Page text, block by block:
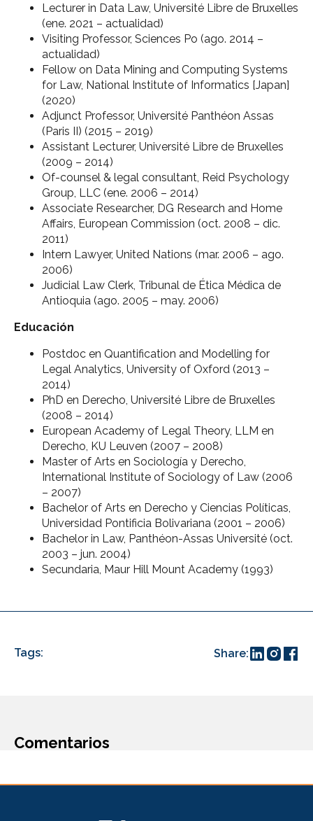
Lecturer in Data Law, Université Libre de Bruxelles
(ene. 2021 – actualidad)
Visiting Professor, Sciences Po (ago. 2014 –
actualidad)
Fellow on Data Mining and Computing Systems
for Law, National Institute of Informatics [Japan]
(2020)
Adjunct Professor, Université Panthéon Assas
(Paris II) (2015 – 2019)
Assistant Lecturer, Université Libre de Bruxelles
(2009 – 2014)
Of-counsel & legal consultant, Reid Psychology
Group, LLC (ene. 2006 – 2014)
Associate Researcher, DG Research and Home
Affairs, European Commission (oct. 2008 – dic.
2011)
Intern Lawyer, United Nations (mar. 2006 – ago.
2006)
Judicial Law Clerk, Tribunal de Ética Médica de
Antioquia (ago. 2005 – may. 2006)
Educación
Postdoc en Quantification and Modelling for
Legal Analytics, University of Oxford (2013 –
2014)
PhD en Derecho, Université Libre de Bruxelles
(2008 – 2014)
European Academy of Legal Theory, LLM en
Derecho, KU Leuven (2007 – 2008)
Master of Arts en Sociología y Derecho,
International Institute of Sociology of Law (2006
– 2007)
Bachelor of Arts en Derecho y Ciencias Políticas,
Universidad Pontificia Bolivariana (2001 – 2006)
Bachelor in Law, Panthéon-Assas Université (oct.
2003 – jun. 2004)
Secundaria, Maur Hill Mount Academy (1993)
Tags: Share:
Comentarios